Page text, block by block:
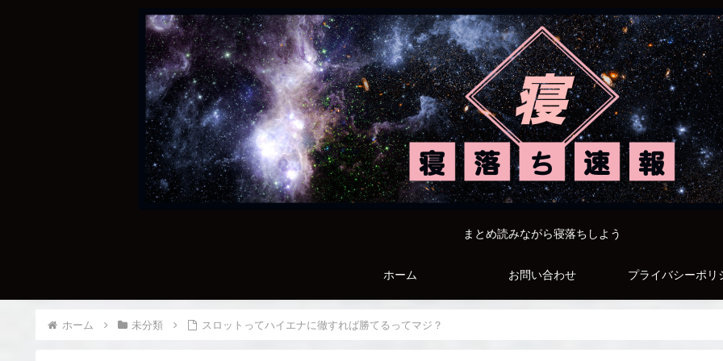
まとめ読みながら寝落ちしよう
ホーム お問い合わせ プライバシーポリ
ホーム 未分類 スロットってハイエナに徹すれば勝てるってマジ？